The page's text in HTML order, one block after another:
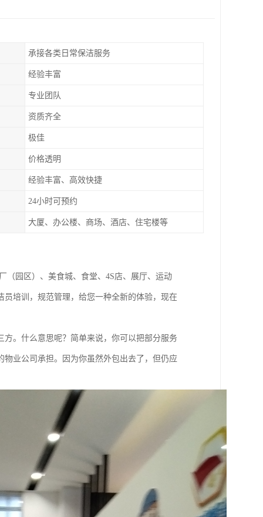
承接各类日常保洁服务
经验丰富
专业团队
资质齐全
极佳
价格透明
经验丰富、高效快捷
24小时可预约
大厦、办公楼、商场、酒店、住宅楼等
（园区）、美食城、食堂、4S店、展厅、运动
培训，规范管理，给您一种全新的体验，现在
。什么意思呢？简单来说，你可以把部分服务
业公司承担。因为你虽然外包出去了，但仍应